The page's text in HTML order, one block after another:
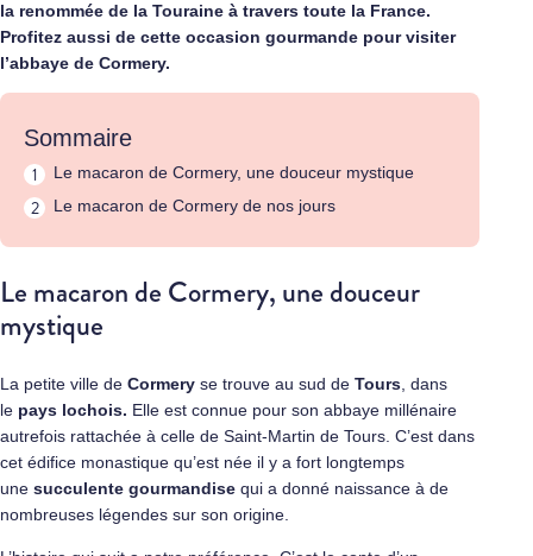
la renommée de la Touraine à travers toute la France.
Profitez aussi de cette occasion gourmande pour visiter
l’abbaye de Cormery.
Sommaire
Le macaron de Cormery, une douceur mystique
Le macaron de Cormery de nos jours
Le macaron de Cormery, une douceur
mystique
La petite ville de Cormery se trouve au sud de Tours , dans
le pays lochois. Elle est connue pour son abbaye millénaire
autrefois rattachée à celle de Saint-Martin de Tours. C’est dans
cet édifice monastique qu’est née il y a fort longtemps
une succulente gourmandise qui a donné naissance à de
nombreuses légendes sur son origine.